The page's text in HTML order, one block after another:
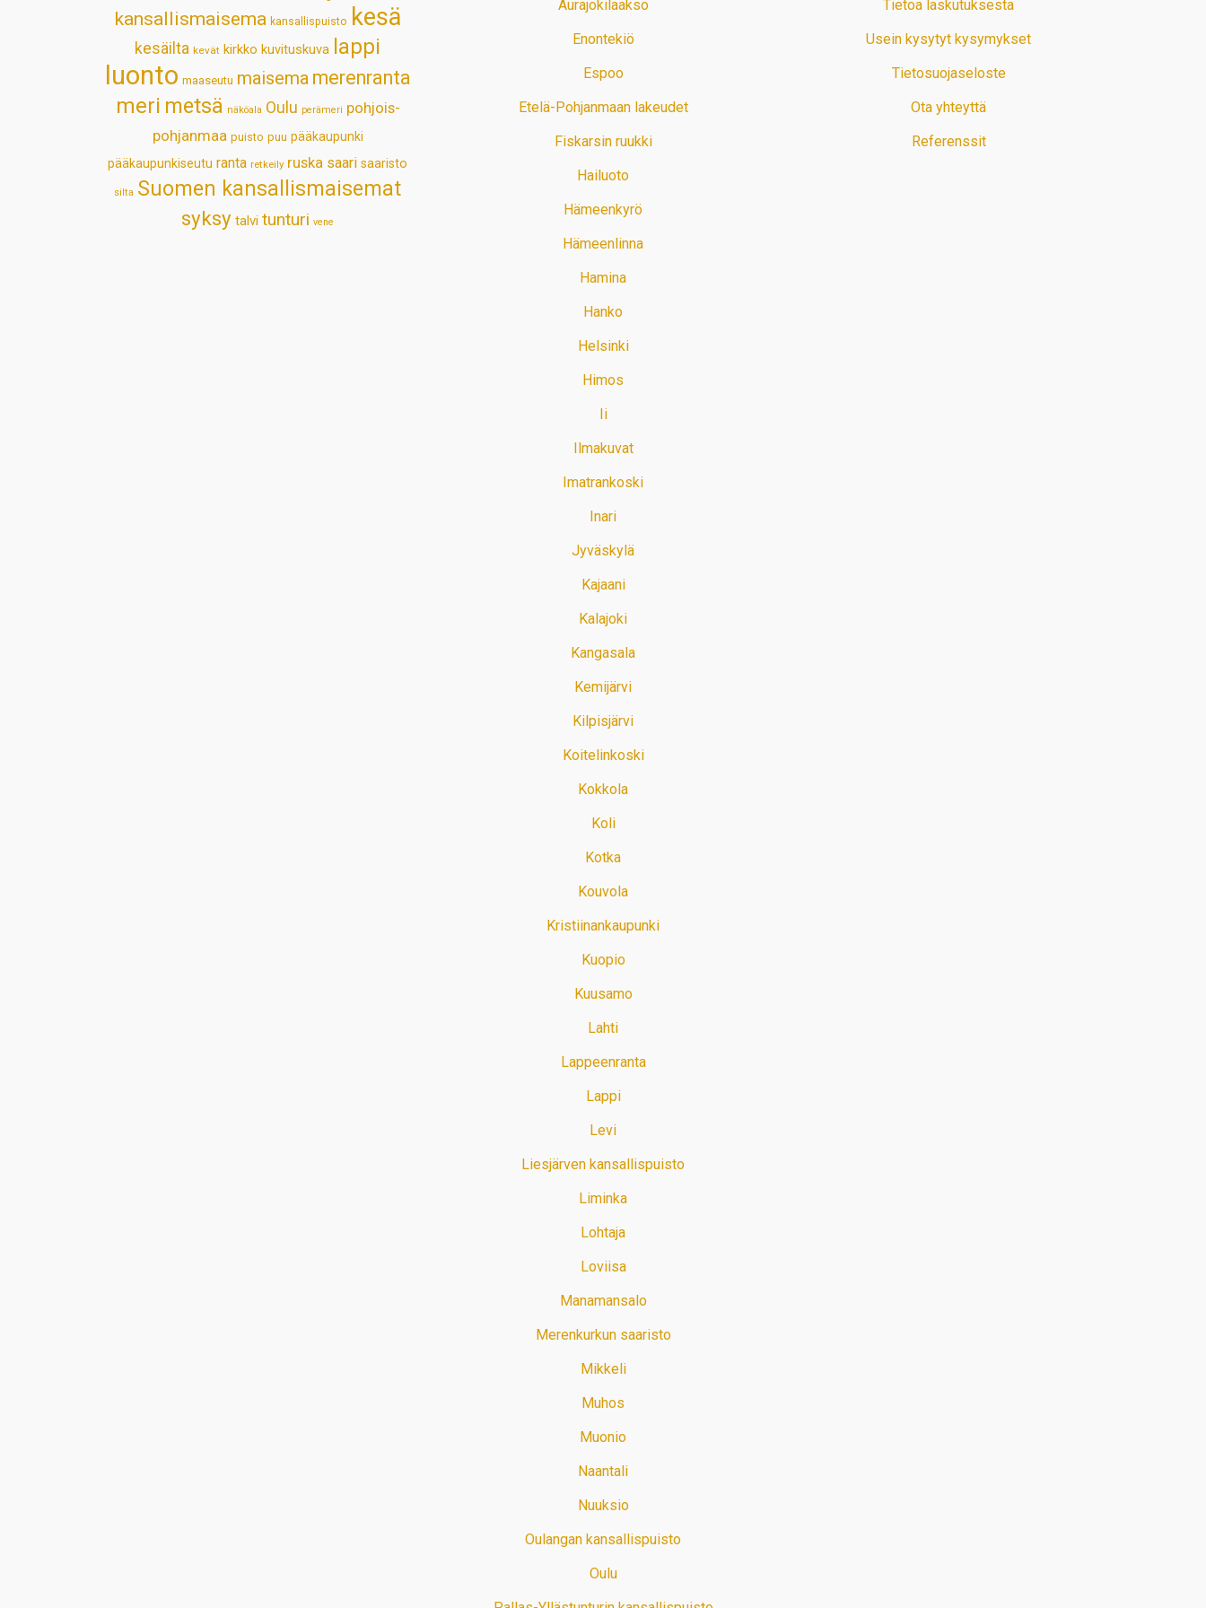
kansallismaisema kansallispuisto kesä
kesäilta kevät kirkko kuvituskuva lappi
luonto maaseutu maisema merenranta
meri metsä näköala Oulu perämeri pohjois-
pohjanmaa puisto puu pääkaupunki
pääkaupunkiseutu ranta retkeily ruska saari saaristo
silta Suomen kansallismaisemat
syksy talvi tunturi vene
Aurajokilaakso
Enontekiö
Espoo
Etelä-Pohjanmaan lakeudet
Fiskarsin ruukki
Hailuoto
Hämeenkyrö
Hämeenlinna
Hamina
Hanko
Helsinki
Himos
Ii
Ilmakuvat
Imatrankoski
Inari
Jyväskylä
Kajaani
Kalajoki
Kangasala
Kemijärvi
Kilpisjärvi
Koitelinkoski
Kokkola
Koli
Kotka
Kouvola
Kristiinankaupunki
Kuopio
Kuusamo
Lahti
Lappeenranta
Lappi
Levi
Liesjärven kansallispuisto
Liminka
Lohtaja
Loviisa
Manamansalo
Merenkurkun saaristo
Mikkeli
Muhos
Muonio
Naantali
Nuuksio
Oulangan kansallispuisto
Oulu
Tietoa laskutuksesta
Usein kysytyt kysymykset
Tietosuojaseloste
Ota yhteyttä
Referenssit